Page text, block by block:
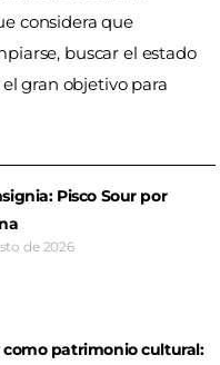
considera que
buscar el estado
gran objetivo para
Pisco Sour por
de 2026
como patrimonio cultural: